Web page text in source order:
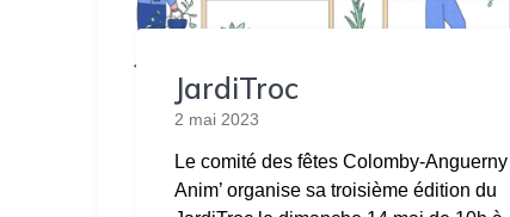
JardiTroc
2 mai 2023
Le comité des fêtes Colomby-Anguerny
Anim’ organise sa troisième édition du